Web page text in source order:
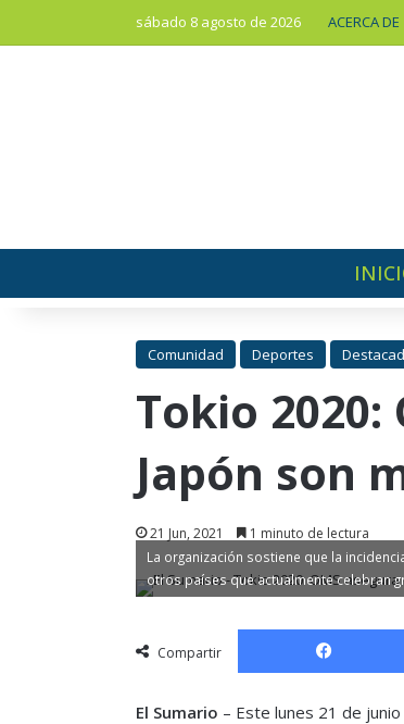
sábado 8 agosto de 2026 ACERCA DE
Comunidad Deportes
Tokio 2020:
Japón son
21 Jun, 2021 1 minuto de lectura
La organización sostiene que la
otros países que actualmente celebran
Compartir
El Sumario – Este lunes 21 de junio